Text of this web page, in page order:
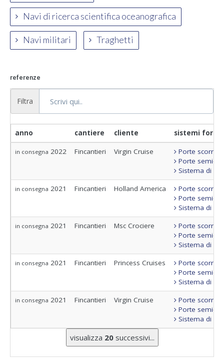
Navi di ricerca scientifica oceanografica
Navi militari Traghetti
referenze
Filtra
anno cantiere cliente sistemi
in consegna 2022 Fincantieri Virgin Cruise
Porte
Porte semi-
Sistema di
in consegna 2021 Fincantieri Holland America
Porte
Porte semi-
Sistema di
in consegna 2021 Fincantieri Msc Crociere
Porte
Porte semi-
Sistema di
in consegna 2021 Fincantieri Princess Cruises
Porte
Porte semi-
Sistema di
in consegna 2021 Fincantieri Virgin Cruise
Porte
Porte semi-
Sistema di
visualizza 20successivi...